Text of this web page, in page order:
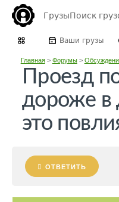
ГрузыПоиск
Ваши грузы
Главная> Форумы>
Проезд
дороже в
это
ОТВЕТИТЬ